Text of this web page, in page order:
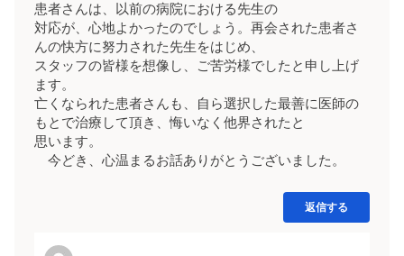
患者さんは、以前の病院における先生の
対応が、心地よかったのでしょう。再会された患者さ
んの快方に努力された先生をはじめ、
スタッフの皆様を想像し、ご苦労様でしたと申し上げ
ます。
亡くなられた患者さんも、自ら選択した最善に医師の
もとで治療して頂き、悔いなく他界されたと
思います。
今どき、心温まるお話ありがとうございました。
返信する